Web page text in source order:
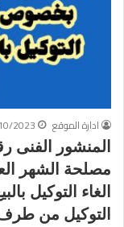
ادارة الموقع
2023
مصلحة الشهر
الغاء التوكيل
التوكيل من